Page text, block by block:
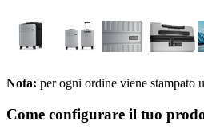
Nota: per ogni ordine viene stampato
Come configurare il tuo